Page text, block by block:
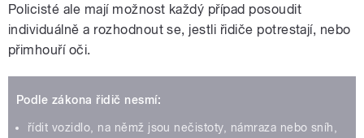
Policisté ale mají možnost každý případ posoudit
individuálně a rozhodnout se, jestli řidiče potrestají, nebo
přimhouří oči.
Podle zákona řidič nesmí:
řídit vozidlo, na němž jsou nečistoty, námraza nebo sníh,